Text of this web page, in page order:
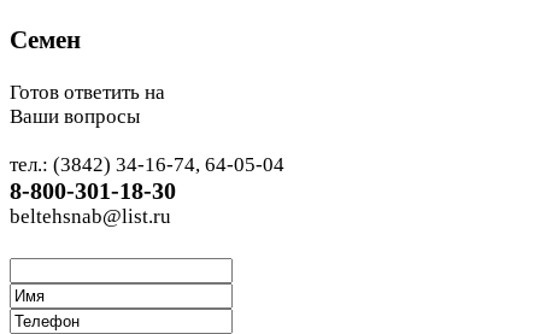
Семен
Готов ответить на
Ваши вопросы
тел.: (3842) 34-16-74, 64-05-04
8-800-301-18-30
beltehsnab@list.ru